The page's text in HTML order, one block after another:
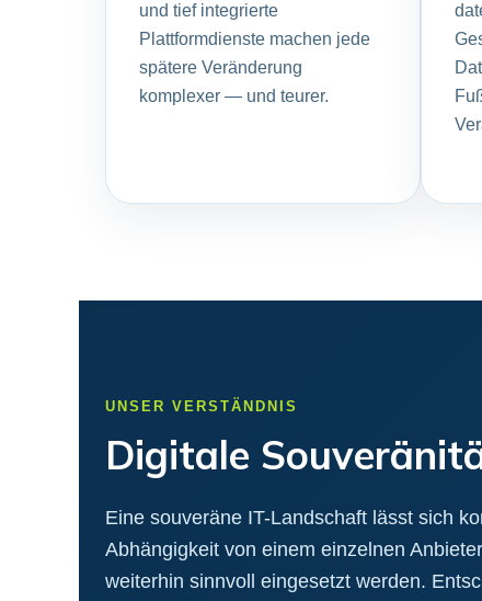
und tief integrierte
Plattformdienste machen jede
spätere Veränderung
komplexer — und teurer.
UNSER VERSTÄNDNIS
Digitale
Eine souveräne IT-Landschaft lässt sich
Abhängigkeit von einem einzelnen
weiterhin sinnvoll eingesetzt werden.